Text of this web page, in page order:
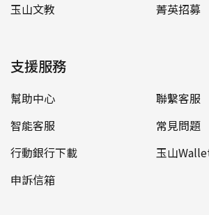
玉山文教
菁英招募
支援服務
幫助中心
聯繫客服
智能客服
常見問題
行動銀行下載
玉山
申訴信箱